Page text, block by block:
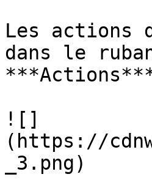
Les actions
dans le
![]
(https://
_3.png)